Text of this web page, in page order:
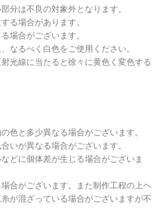
分は不良の対象外となります。
る場合があります。
場合がございます。
なるべく白色をご使用ください。
光線に当たると徐々に黄色く変色する
色と多少異なる場合がございます。
いが異なる場合がございます。
どに個体差が生じる場合がございま
合がございます。また制作工程の上ヘ
が混ざっている場合がございますが不